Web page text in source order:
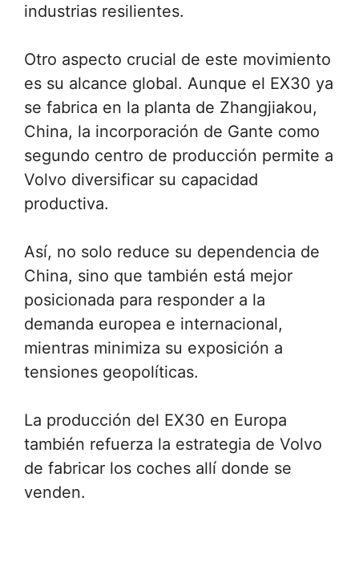
industrias resilientes.
Otro aspecto crucial de este movimiento
es su alcance global. Aunque el EX30 ya
se fabrica en la planta de Zhangjiakou,
China, la incorporación de Gante como
segundo centro de producción permite a
Volvo diversificar su capacidad
productiva.
Así, no solo reduce su dependencia de
China, sino que también está mejor
posicionada para responder a la
demanda europea e internacional,
mientras minimiza su exposición a
tensiones geopolíticas.
La producción del EX30 en Europa
también refuerza la estrategia de Volvo
de fabricar los coches allí donde se
venden.